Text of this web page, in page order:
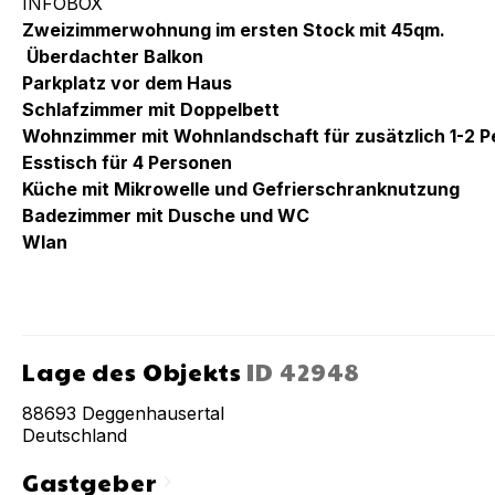
Zweizimmerwohnung im ersten Stock mit 45qm.
Überdachter Balkon
Parkplatz vor dem Haus
Schlafzimmer mit Doppelbett
Wohnzimmer mit Wohnlandschaft für zusätzlich 1-2
Esstisch für 4 Personen
Küche mit Mikrowelle und Gefrierschranknutzung
Badezimmer mit Dusche und WC
Wlan
Lage des Objekts ID 42948
88693 Deggenhausertal
Deutschland
Gastgeberchevron_right